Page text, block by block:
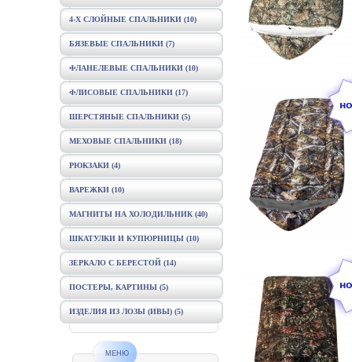
4-Х СЛОЙНЫЕ СПАЛЬНИКИ (10)
БЯЗЕВЫЕ СПАЛЬНИКИ (7)
ФЛАНЕЛЕВЫЕ СПАЛЬНИКИ (10)
ФЛИСОВЫЕ СПАЛЬНИКИ (17)
ШЕРСТЯНЫЕ СПАЛЬНИКИ (5)
МЕХОВЫЕ СПАЛЬНИКИ (18)
РЮКЗАКИ (4)
ВАРЕЖКИ (10)
МАГНИТЫ НА ХОЛОДИЛЬНИК (40)
ШКАТУЛКИ И КУПЮРНИЦЫ (10)
ЗЕРКАЛО С БЕРЕСТОЙ (14)
ПОСТЕРЫ, КАРТИНЫ (5)
ИЗДЕЛИЯ ИЗ ЛОЗЫ (ИВЫ) (5)
МЕНЮ